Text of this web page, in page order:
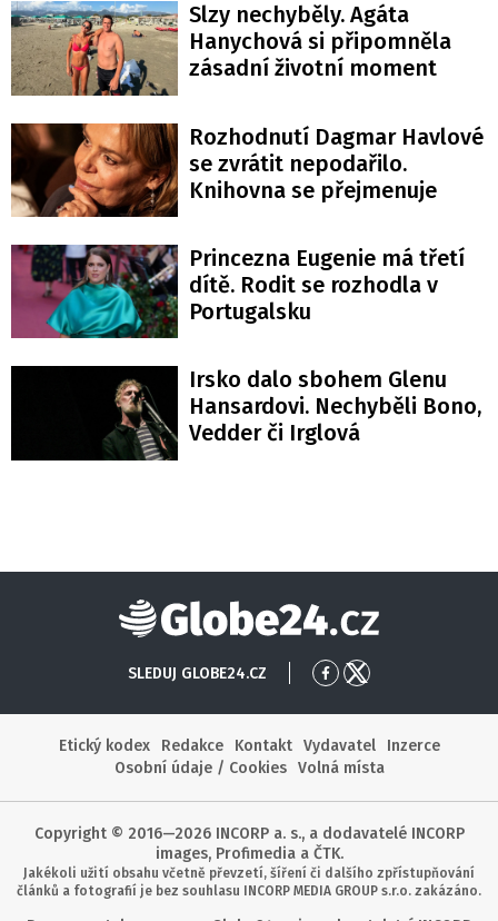
Slzy nechyběly. Agáta
Hanychová si připomněla
zásadní životní moment
Rozhodnutí Dagmar Havlové
se zvrátit nepodařilo.
Knihovna se přejmenuje
Princezna Eugenie má třetí
dítě. Rodit se rozhodla v
Portugalsku
Irsko dalo sbohem Glenu
Hansardovi. Nechyběli Bono,
Vedder či Irglová
Globe24
SLEDUJ GLOBE24.CZ
Přejít
Facebook
Přejít
X
Etický kodex
Redakce Kontakt Vydavatel
Inzerce
Osobní údaje / Cookies
Volná místa
Copyright © 2016—2026 INCORP a. s., a dodavatelé INCORP
images, Profimedia a ČTK.
Jakékoli užití obsahu včetně převzetí, šíření či dalšího zpřístupňování
článků a fotografií je bez souhlasu INCORP MEDIA GROUP s.r.o. zakázáno.